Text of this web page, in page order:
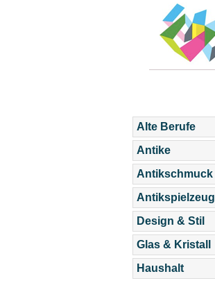
Alte Berufe
Antike
Antikschmuck
Antikspielzeug
Design & Stil
Glas & Kristall
Haushalt